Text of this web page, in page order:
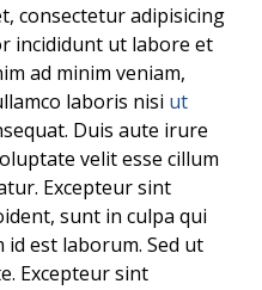
consectetur adipisicing
incididunt ut labore et
ad minim veniam,
laboris nisi ut
Duis aute irure
velit esse cillum
Excepteur sint
sunt in culpa qui
est laborum. Sed ut
Excepteur sint